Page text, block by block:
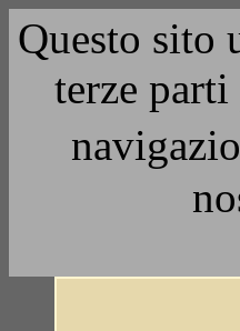
Questo sito
terze